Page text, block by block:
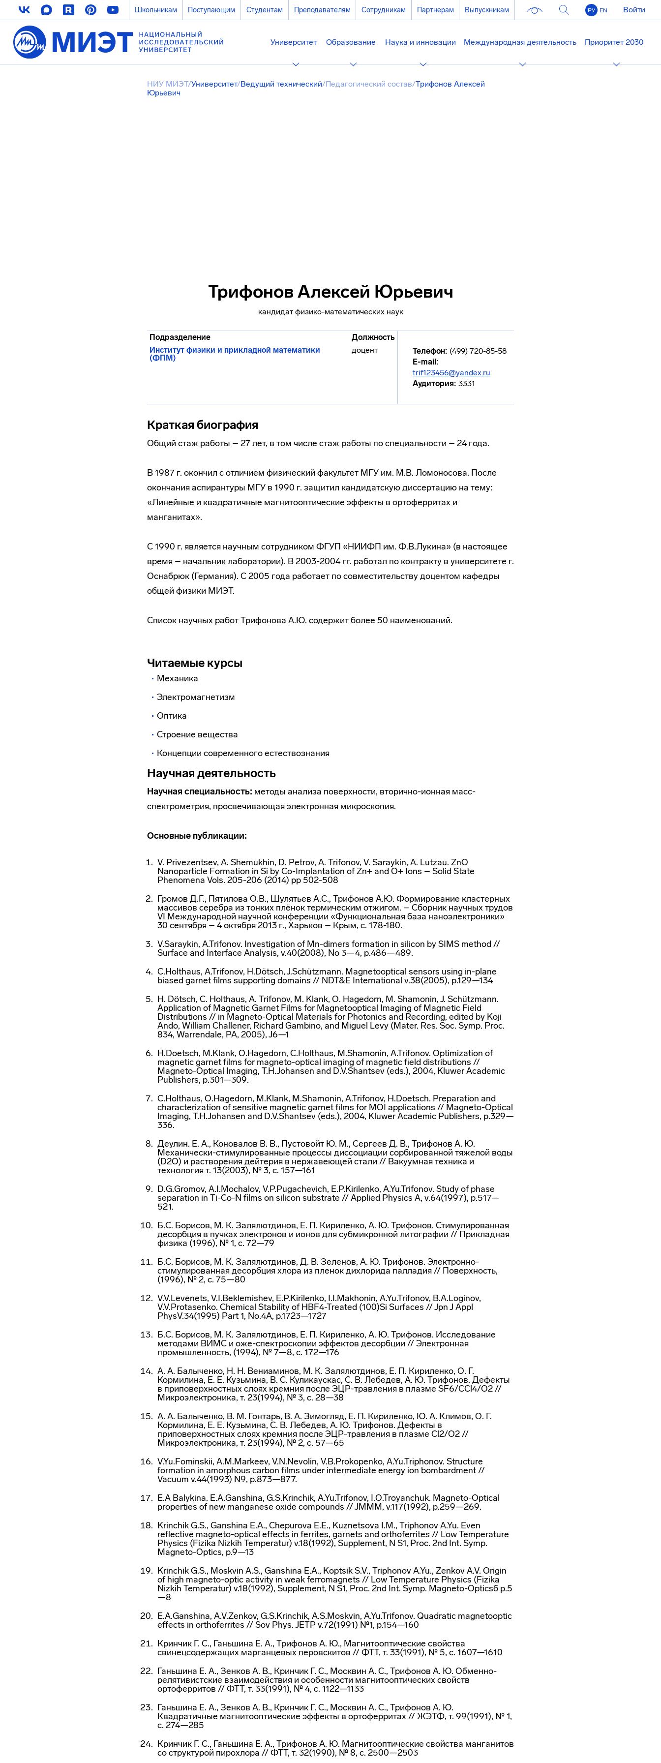
Школьникам Поступающим Студентам Преподавателям Сотрудникам Партнерам Выпускникам РУ EN Войти
Университет Образование Наука и инновации Международная деятельность Приоритет 2030
НИУ МИЭТ/Университет/Ведущий технический/Педагогический состав/Трифонов Алексей
Юрьевич
Трифонов Алексей Юрьевич
кандидат физико-математических наук
Подразделение
Должность
Институт физики и прикладной математики
(ФПМ)
доцент Телефон: (499) 720-85-58
E-mail:
trif123456@yandex.ru
Аудитория: 3331
Краткая биография
Общий стаж работы – 27 лет, в том числе стаж работы по специальности – 24 года.
В 1987 г. окончил с отличием физический факультет МГУ им. М.В. Ломоносова. После
окончания аспирантуры МГУ в 1990 г. защитил кандидатскую диссертацию на тему:
«Линейные и квадратичные магнитооптические эффекты в ортоферритах и
манганитах».
С 1990 г. является научным сотрудником ФГУП «НИИФП им. Ф.В.Лукина» (в настоящее
время – начальник лаборатории). В 2003-2004 гг. работал по контракту в университете г.
Оснабрюк (Германия). С 2005 года работает по совместительству доцентом кафедры
общей физики МИЭТ.
Список научных работ Трифонова А.Ю. содержит более 50 наименований.
Читаемые курсы
Механика
Электромагнетизм
Оптика
Строение вещества
Концепции современного естествознания
Научная деятельность
Научная специальность: методы анализа поверхности, вторично-ионная масс-
спектрометрия, просвечивающая электронная микроскопия.
Основные публикации:
V. Privezentsev, A. Shemukhin, D. Petrov, A. Trifonov, V. Saraykin, A. Lutzau. ZnO
Nanoparticle Formation in Si by Co-Implantation of Zn+ and O+ Ions – Solid State
Phenomena Vols. 205-206 (2014) pp 502-508
Громов Д.Г., Пятилова О.В., Шулятьев А.С., Трифонов А.Ю. Формирование кластерных
массивов серебра из тонких плёнок термическим отжигом. – Сборник научных трудов
VI Международной научной конференции «Функциональная база наноэлектроники»
30 сентября – 4 октября 2013 г., Харьков – Крым, с. 178-180.
V.Saraykin, A.Trifonov. Investigation of Mn-dimers formation in silicon by SIMS method //
Surface and Interface Analysis, v.40(2008), No 3—4, p.486—489.
C.Holthaus, A.Trifonov, H.Dötsch, J.Schützmann. Magnetooptical sensors using in-plane
biased garnet films supporting domains // NDT&E International v.38(2005), p.129—134
H. Dötsch, C. Holthaus, A. Trifonov, M. Klank, O. Hagedorn, M. Shamonin, J. Schützmann.
Application of Magnetic Garnet Films for Magnetooptical Imaging of Magnetic Field
Distributions // in Magneto-Optical Materials for Photonics and Recording, edited by Koji
Ando, William Challener, Richard Gambino, and Miguel Levy (Mater. Res. Soc. Symp. Proc.
834, Warrendale, PA, 2005), J6—1
H.Doetsch, M.Klank, O.Hagedorn, C.Holthaus, M.Shamonin, A.Trifonov. Optimization of
magnetic garnet films for magneto-optical imaging of magnetic field distributions //
Magneto-Optical Imaging, T.H.Johansen and D.V.Shantsev (eds.), 2004, Kluwer Academic
Publishers, p.301—309.
C.Holthaus, O.Hagedorn, M.Klank, M.Shamonin, A.Trifonov, H.Doetsch. Preparation and
characterization of sensitive magnetic garnet films for MOI applications // Magneto-Optical
Imaging, T.H.Johansen and D.V.Shantsev (eds.), 2004, Kluwer Academic Publishers, p.329—
336.
Деулин. Е. А., Коновалов В. В., Пустовойт Ю. М., Сергеев Д. В., Трифонов А. Ю.
Механически-стимулированные процессы диссоциации сорбированной тяжелой воды
(D2O) и растворения дейтерия в нержавеющей стали // Вакуумная техника и
технология т. 13(2003), № 3, с. 157—161
D.G.Gromov, A.I.Mochalov, V.P.Pugachevich, E.P.Kirilenko, A.Yu.Trifonov. Study of phase
separation in Ti-Co-N films on silicon substrate // Applied Physics A, v.64(1997), p.517—
521.
Б.С. Борисов, М. К. Залялютдинов, Е. П. Кириленко, А. Ю. Трифонов. Стимулированная
десорбция в пучках электронов и ионов для субмикронной литографии // Прикладная
физика (1996), № 1, с. 72—79
Б.С. Борисов, М. К. Залялютдинов, Д. В. Зеленов, А. Ю. Трифонов. Электронно-
стимулированная десорбция хлора из пленок дихлорида палладия // Поверхность,
(1996), № 2, с. 75—80
V.V.Levenets, V.I.Beklemishev, E.P.Kirilenko, I.I.Makhonin, A.Yu.Trifonov, B.A.Loginov,
V.V.Protasenko. Chemical Stability of HBF4-Treated (100)Si Surfaces // Jpn J Appl
PhysV.34(1995) Part 1, No.4A, p.1723—1727
Б.С. Борисов, М. К. Залялютдинов, Е. П. Кириленко, А. Ю. Трифонов. Исследование
методами ВИМС и оже-спектроскопии эффектов десорбции // Электронная
промышленность, (1994), № 7—8, с. 172—176
А. А. Балыченко, Н. Н. Вениаминов, М. К. Залялютдинов, Е. П. Кириленко, О. Г.
Кормилина, Е. Е. Кузьмина, В. С. Куликаускас, С. В. Лебедев, А. Ю. Трифонов. Дефекты
в приповерхностных слоях кремния после ЭЦР-травления в плазме SF6/CCl4/O2 //
Микроэлектроника, т. 23(1994), № 3, с. 28—38
А. А. Балыченко, В. М. Гонтарь, В. А. Зимогляд, Е. П. Кириленко, Ю. А. Климов, О. Г.
Кормилина, Е. Е. Кузьмина, С. В. Лебедев, А. Ю. Трифонов. Дефекты в
приповерхностных слоях кремния после ЭЦР-травления в плазме Cl2/O2 //
Микроэлектроника, т. 23(1994), № 2, с. 57—65
V.Yu.Fominskii, A.M.Markeev, V.N.Nevolin, V.B.Prokopenko, A.Yu.Triphonov. Structure
formation in amorphous carbon films under intermediate energy ion bombardment //
Vacuum v.44(1993) N9, p.873—877.
E.A Balykina. E.A.Ganshina, G.S.Krinchik, A.Yu.Trifonov, I.O.Troyanchuk. Magneto-Optical
properties of new manganese oxide compounds // JMMM, v.117(1992), p.259—269.
Krinchik G.S., Ganshina E.A., Chepurova E.E., Kuznetsova I.M., Triphonov A.Yu. Even
reflective magneto-optical effects in ferrites, garnets and orthoferrites // Low Temperature
Physics (Fizika Nizkih Temperatur) v.18(1992), Supplement, N S1, Proc. 2nd Int. Symp.
Magneto-Optics, p.9—13
Krinchik G.S., Moskvin A.S., Ganshina E.A., Koptsik S.V., Triphonov A.Yu., Zenkov A.V. Origin
of high magneto-optic activity in weak ferromagnets // Low Temperature Physics (Fizika
Nizkih Temperatur) v.18(1992), Supplement, N S1, Proc. 2nd Int. Symp. Magneto-Opticsб p.5
—8
E.A.Ganshina, A.V.Zenkov, G.S.Krinchik, A.S.Moskvin, A.Yu.Trifonov. Quadratic magnetooptic
effects in orthoferrites // Sov Phys. JETP v.72(1991) №1, p.154—160
Кринчик Г. С., Ганьшина Е. А., Трифонов А. Ю., Магнитооптические свойства
свинецсодержащих марганцевых перовскитов // ФТТ, т. 33(1991), № 5, с. 1607—1610
Ганьшина Е. А., Зенков А. В., Кринчик Г. С., Москвин А. С., Трифонов А. Ю. Обменно-
релятивистские взаимодействия и особенности магнитооптических свойств
ортоферритов // ФТТ, т. 33(1991), № 4, с. 1122—1133
Ганьшина Е. А., Зенков А. В., Кринчик Г. С., Москвин А. С., Трифонов А. Ю.
Квадратичные магнитооптические эффекты в ортоферритах // ЖЭТФ, т. 99(1991), № 1,
с. 274—285
Кринчик Г. С., Ганьшина Е. А., Трифонов А. Ю. Магнитооптические свойства манганитов
со структурой пирохлора // ФТТ, т. 32(1990), № 8, с. 2500—2503